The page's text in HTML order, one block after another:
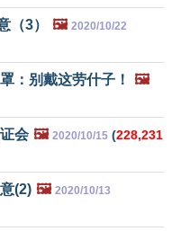
（3） 🖼️ 2020/10/22
：别戴这劳什子！ 🖼️
会 🖼️ 2020/10/15 (228,231
(2) 🖼️ 2020/10/13